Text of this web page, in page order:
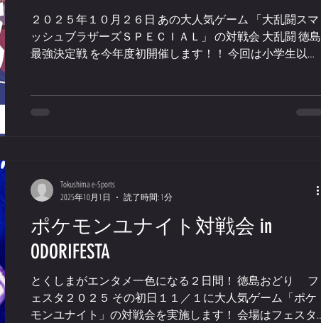
２０２５年１０月２６日 あの大人気ゲーム 「大乱闘スマ
ッシュブラザーズＳＰＥＣＩＡＬ」 の対戦会 大乱闘 徳島
最強決定戦 を今年度初開催します！！ 今回は小学生以下
ポケモンユナイト対戦会 in
ODORIFESTA
とくしまがエンタメ一色になる２日間！ 徳島おどり フ
ェスタ２０２５ その初日１１／１に大人気ゲーム「ポケ
モンユナイト」の対戦会を実施します！ 会場はフェスタ
Tokushima e-Sports
2025年10月1日
読了時間: 1分